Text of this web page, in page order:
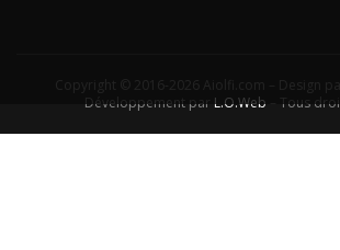
Développement par L.O.Web – Tous